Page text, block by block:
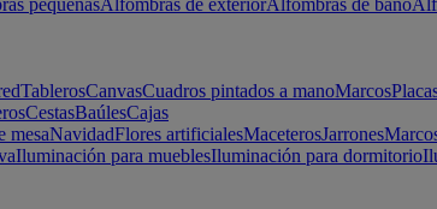
pequeñasAlfombras de exteriorAlfombras de baño
TablerosCanvasCuadros pintados a manoMarcos
CestasBaúlesCajas
mesaNavidadFlores artificialesMaceterosJarrones
Iluminación para mueblesIluminación para dormitorio